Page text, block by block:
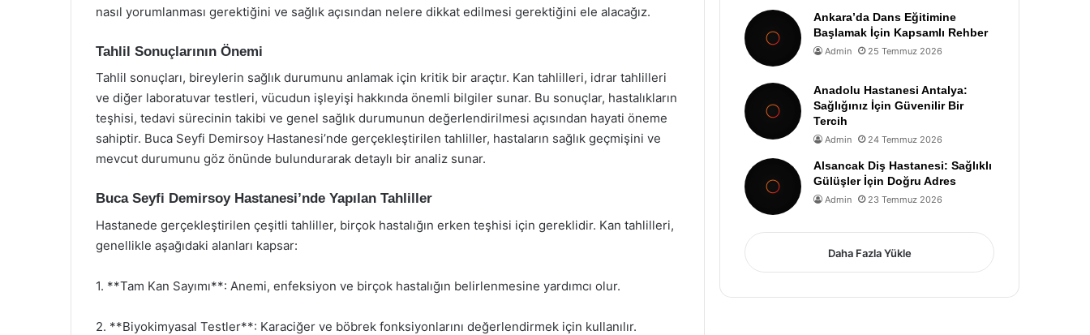
nasıl yorumlanması gerektiğini ve sağlık açısından nelere dikkat edilmesi gerektiğini ele alacağız.
Tahlil Sonuçlarının Önemi
Tahlil sonuçları, bireylerin sağlık durumunu anlamak için kritik bir araçtır. Kan tahlilleri, idrar tahlilleri
ve diğer laboratuvar testleri, vücudun işleyişi hakkında önemli bilgiler sunar. Bu sonuçlar, hastalıkların
teşhisi, tedavi sürecinin takibi ve genel sağlık durumunun değerlendirilmesi açısından hayati öneme
sahiptir. Buca Seyfi Demirsoy Hastanesi’nde gerçekleştirilen tahliller, hastaların sağlık geçmişini ve
mevcut durumunu göz önünde bulundurarak detaylı bir analiz sunar.
Buca Seyfi Demirsoy Hastanesi’nde Yapılan Tahliller
Hastanede gerçekleştirilen çeşitli tahliller, birçok hastalığın erken teşhisi için gereklidir. Kan tahlilleri,
genellikle aşağıdaki alanları kapsar:
1. **Tam Kan Sayımı**: Anemi, enfeksiyon ve birçok hastalığın belirlenmesine yardımcı olur.
2. **Biyokimyasal Testler**: Karaciğer ve böbrek fonksiyonlarını değerlendirmek için kullanılır.
Ankara’da Dans Eğitimine
Başlamak İçin Kapsamlı Rehber
Admin 25 Temmuz 2026
Anadolu Hastanesi Antalya:
Sağlığınız İçin Güvenilir Bir
Tercih
Admin 24 Temmuz 2026
Alsancak Diş Hastanesi: Sağlıklı
Gülüşler İçin Doğru Adres
Admin 23 Temmuz 2026
Daha Fazla Yükle